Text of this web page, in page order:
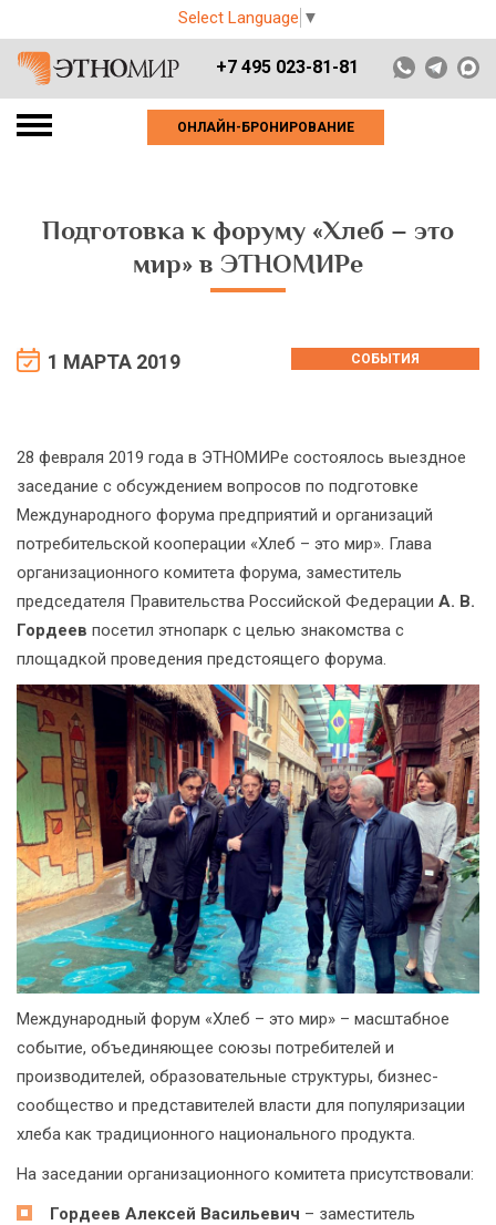
Select Language ▼
+7 495 023-81-81
ОНЛАЙН-БРОНИРОВАНИЕ
Подготовка к форуму «Хлеб – это
мир» в ЭТНОМИРе
1 МАРТА 2019 СОБЫТИЯ
28 февраля 2019 года в ЭТНОМИРе состоялось выездное
заседание с обсуждением вопросов по подготовке
Международного форума предприятий и организаций
потребительской кооперации «Хлеб – это мир». Глава
организационного комитета форума, заместитель
председателя Правительства Российской Федерации А. В.
Гордеев посетил этнопарк с целью знакомства с
площадкой проведения предстоящего форума.
Международный форум «Хлеб – это мир» – масштабное
событие, объединяющее союзы потребителей и
производителей, образовательные структуры, бизнес-
сообщество и представителей власти для популяризации
хлеба как традиционного национального продукта.
На заседании организационного комитета присутствовали:
Гордеев Алексей Васильевич – заместитель